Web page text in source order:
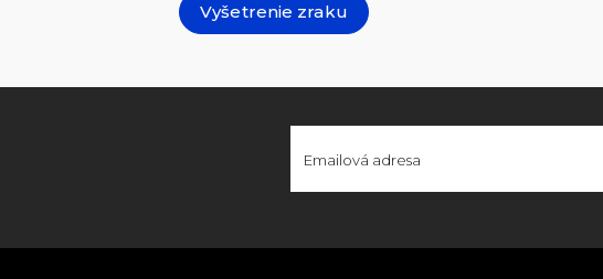
Vyšetrenie zraku